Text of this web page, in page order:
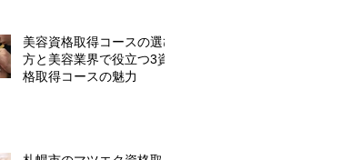
美容資格取得コースの選び
方と美容業界で役立つ3資
格取得コースの魅力